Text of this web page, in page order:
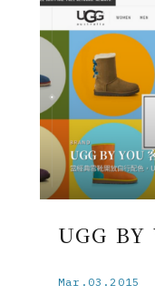
UGG BY
Mar.03.2015